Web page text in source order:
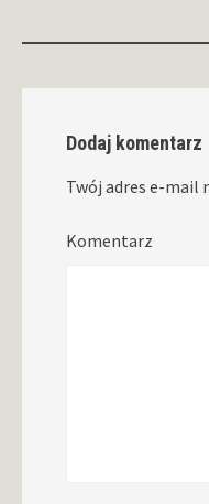
Dodaj komentarz
Twój adres e-mail
Komentarz